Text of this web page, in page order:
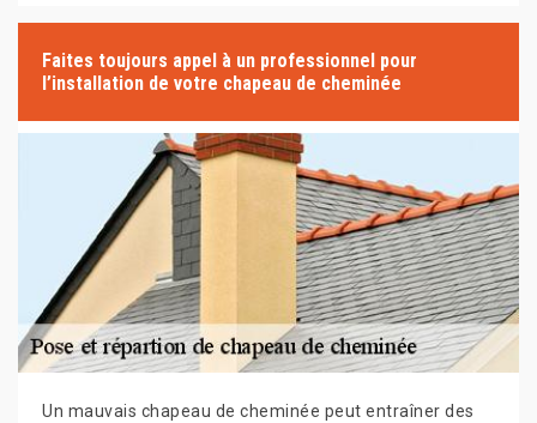
Faites toujours appel à un professionnel pour
l’installation de votre chapeau de cheminée
Un mauvais chapeau de cheminée peut entraîner des